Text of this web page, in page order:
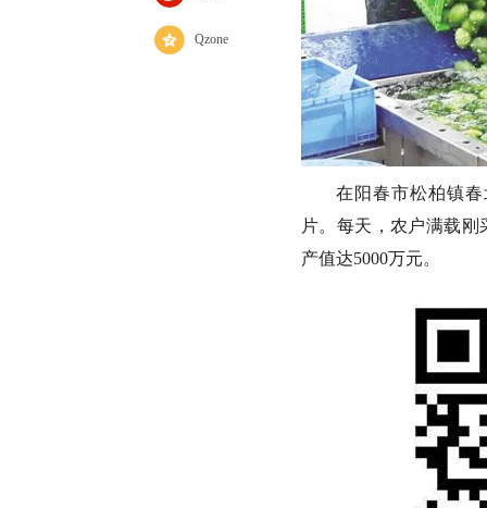
Qzone
在阳春市松柏镇
片。每天，农户满载
产值达5000万元。